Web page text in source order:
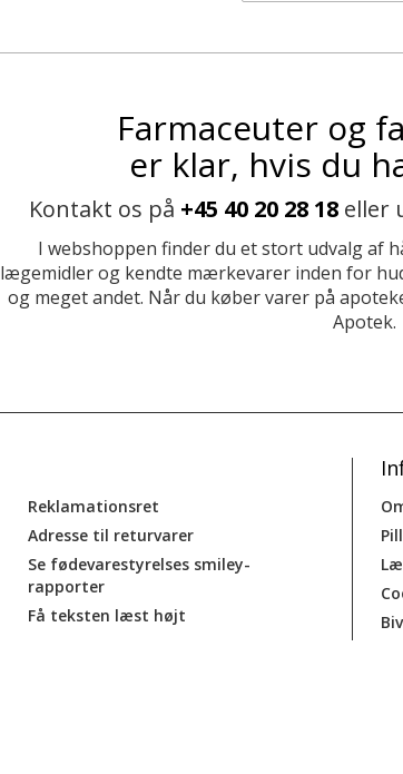
Farmaceuter og
er klar, hvis du
Kontakt os på +45 40 20 28 18 eller
I webshoppen finder du et stort udvalg af
lægemidler og kendte mærkevarer inden for
og meget andet. Når du køber varer på
Apotek.
Reklamationsret
Adresse til returvarer
Se fødevarestyrelses smiley-
rapporter
Få teksten læst højt